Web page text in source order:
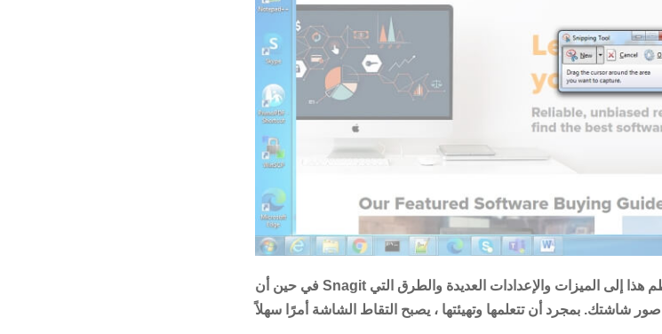
في حين أن Snagit ليس معقدًا ، إلا أنه يتطلب بعض التعلم. يرجع معظم هذا إلى الميزات والإعدادات العديدة والطرق التي